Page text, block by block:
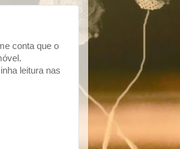
conta que o
leitura nas